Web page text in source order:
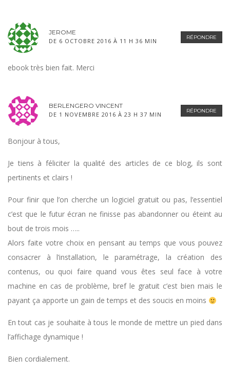
RÉPONDRE
JEROME
DE 6 OCTOBRE 2016 À 11 H 36 MIN
ebook très bien fait. Merci
RÉPONDRE
BERLENGERO VINCENT
DE 1 NOVEMBRE 2016 À 23 H 37 MIN
Bonjour à tous,
Je tiens à féliciter la qualité des articles de ce blog, ils sont
pertinents et clairs !
Pour finir que l’on cherche un logiciel gratuit ou pas, l’essentiel
c’est que le futur écran ne finisse pas abandonner ou éteint au
bout de trois mois …..
Alors faite votre choix en pensant au temps que vous pouvez
consacrer à l’installation, le paramétrage, la création des
contenus, ou quoi faire quand vous êtes seul face à votre
machine en cas de problème, bref le gratuit c’est bien mais le
payant ça apporte un gain de temps et des soucis en moins
En tout cas je souhaite à tous le monde de mettre un pied dans
l’affichage dynamique !
Bien cordialement.